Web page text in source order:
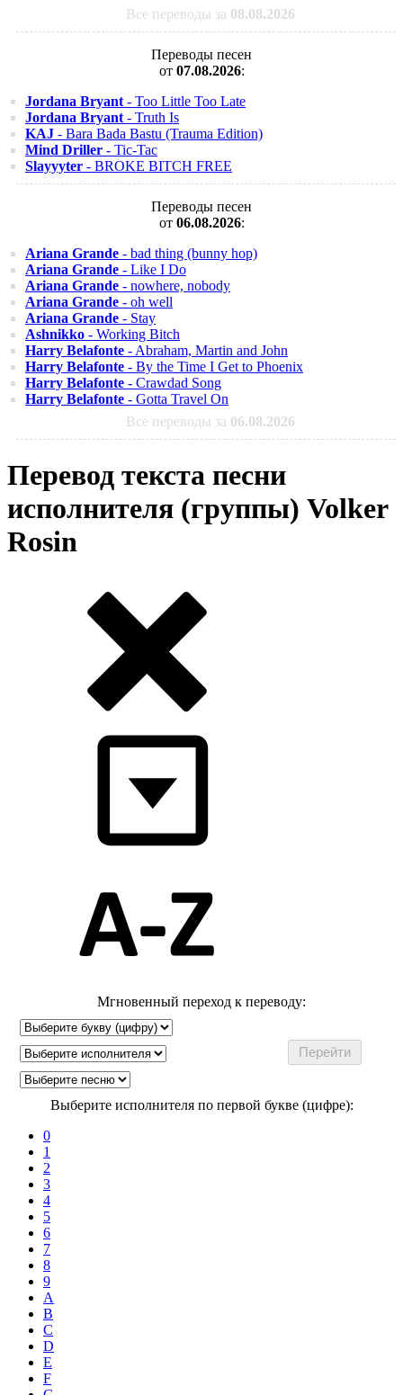
Все переводы за 08.08.2026
Переводы песен
от 07.08.2026:
Jordana Bryant - Too Little Too Late
Jordana Bryant - Truth Is
KAJ - Bara Bada Bastu (Trauma Edition)
Mind Driller - Tic-Tac
Slayyyter - BROKE BITCH FREE
Переводы песен
от 06.08.2026:
Ariana Grande - bad thing (bunny hop)
Ariana Grande - Like I Do
Ariana Grande - nowhere, nobody
Ariana Grande - oh well
Ariana Grande - Stay
Ashnikko - Working Bitch
Harry Belafonte - Abraham, Martin and John
Harry Belafonte - By the Time I Get to Phoenix
Harry Belafonte - Crawdad Song
Harry Belafonte - Gotta Travel On
Все переводы за 06.08.2026
Перевод текста песни
исполнителя (группы) Volker
Rosin
Мгновенный переход к переводу:
Выберите исполнителя по первой букве (цифре):
0
1
2
3
4
5
6
7
8
9
A
B
C
D
E
F